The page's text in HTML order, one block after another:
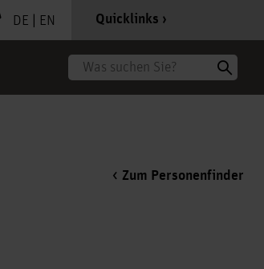
DE | EN Quicklinks
Suche
Zum Personenfinder